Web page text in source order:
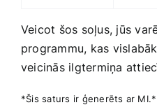
Veicot šos ‍soļus, jūs
programmu, kas
veicinās ilgtermiņa
*Šis saturs ‌ir ģenerēts ar MI.*